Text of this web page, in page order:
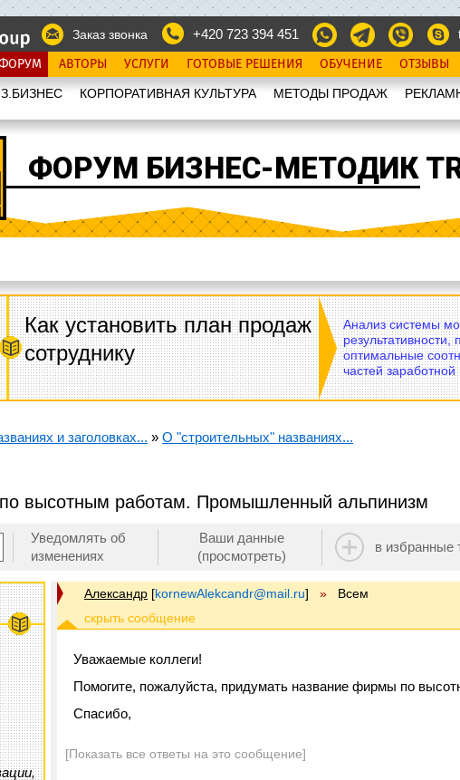
Заказ звонка
+420 723 394 451
АВТОРЫ УСЛУГИ ГОТОВЫЕ РЕШЕНИЯ ОБУЧЕНИЕ ОТЗЫВЫ
КОРПОРАТИВНАЯ КУЛЬТУРА МЕТОДЫ ПРОДАЖ
ФОРУМ БИЗНЕС-МЕТОДИК
Как установить план продаж
сотруднику
Анализ системы
оптимальные
частей
и заголовках... » О "строительных" названиях...
высотным работам. Промышленный альпинизм
Уведомлять об
изменениях
Ваши данные
(просмотреть)
в избранные
Александр [kornewAlekcandr@mail.ru] » Всем
Уважаемые коллеги!
Помогите, пожалуйста, придумать название фирмы по
Спасибо,
[Показать все ответы на это сообщение]